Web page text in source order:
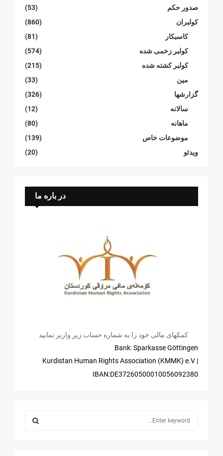
صدور حکم
(53)
کولبران
(860)
کاسبکار
(81)
کولبر زخمی شدە
(574)
کولبر کشتە شدە
(215)
مین
(33)
گزارشها
(326)
سالانە
(12)
ماهانە
(80)
موضوعات خاص
(139)
ویدئو
(20)
در باره ما
کمکهای مالی خود را به شماره حساب زیر واریز نمایید
Bank: Sparkasse Göttingen
| Kurdistan Human Rights Association (KMMK) e.V
IBAN:DE37260500010056092380